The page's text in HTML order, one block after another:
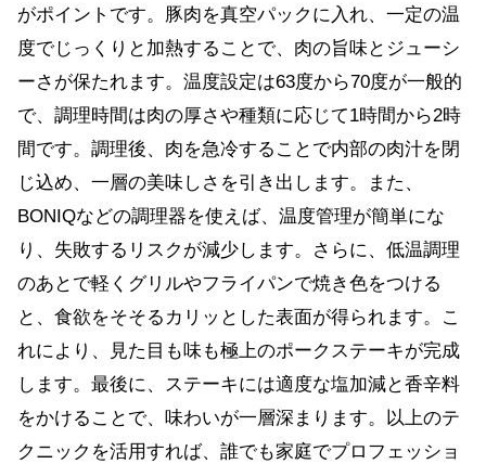
がポイントです。豚肉を真空パックに入れ、一定の温
度でじっくりと加熱することで、肉の旨味とジューシ
ーさが保たれます。温度設定は63度から70度が一般的
で、調理時間は肉の厚さや種類に応じて1時間から2時
間です。調理後、肉を急冷することで内部の肉汁を閉
じ込め、一層の美味しさを引き出します。また、
BONIQなどの調理器を使えば、温度管理が簡単にな
り、失敗するリスクが減少します。さらに、低温調理
のあとで軽くグリルやフライパンで焼き色をつける
と、食欲をそそるカリッとした表面が得られます。こ
れにより、見た目も味も極上のポークステーキが完成
します。最後に、ステーキには適度な塩加減と香辛料
をかけることで、味わいが一層深まります。以上のテ
クニックを活用すれば、誰でも家庭でプロフェッショ